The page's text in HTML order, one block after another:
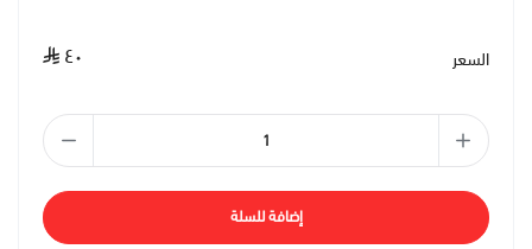
السعر ٤٠
إضافة للسلة